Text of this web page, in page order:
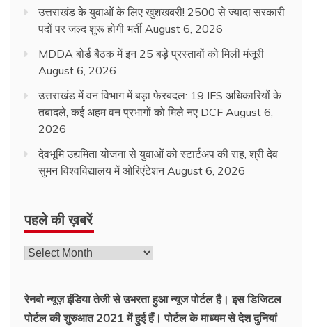
उत्तराखंड के युवाओं के लिए खुशखबरी! 2500 से ज्यादा सरकारी
पदों पर जल्द शुरू होगी भर्ती August 6, 2026
MDDA बोर्ड बैठक में इन 25 बड़े प्रस्तावों को मिली मंजूरी
August 6, 2026
उत्तराखंड में वन विभाग में बड़ा फेरबदल: 19 IFS अधिकारियों के
तबादले, कई अहम वन प्रभागों को मिले नए DCF August 6,
2026
देवभूमि उद्यमिता योजना से युवाओं को स्टार्टअप की राह, श्री देव
सुमन विश्वविद्यालय में ओरिएंटेशन August 6, 2026
पहले की ख़बरें
रेनबो न्यूज़ इंडिया तेजी से उभरता हुआ न्‍यूज पोर्टल है। इस डिजिटल
पोर्टल की शुरुआत 2021 में हुई हैं। पोर्टल के माध्यम से देश दुनियां